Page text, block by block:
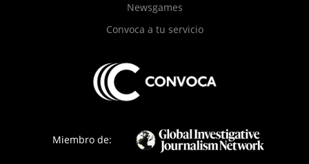
Newsgames
Convoca a tu servicio
Miembro de: